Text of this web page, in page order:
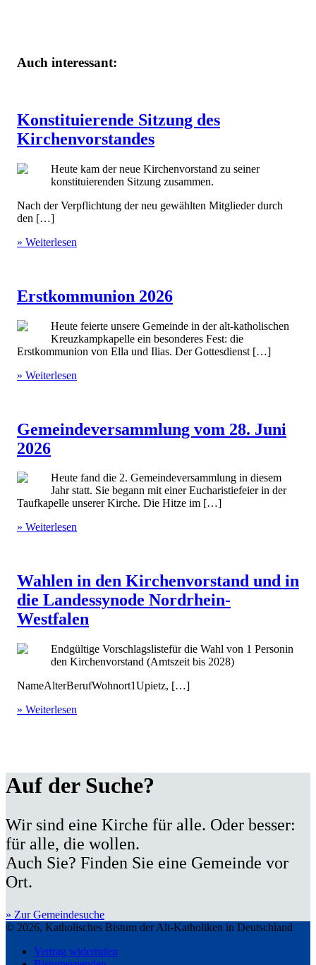
Auch interessant:
Konstituierende Sitzung des
Kirchenvorstandes
Heute kam der neue Kirchenvorstand zu seiner
konstituierenden Sitzung zusammen.
Nach der Verpflichtung der neu gewählten Mitglieder durch
den […]
» Weiterlesen
Erstkommunion 2026
Heute feierte unsere Gemeinde in der alt-katholischen
Kreuzkampkapelle ein besonderes Fest: die
Erstkommunion von Ella und Ilias. Der Gottesdienst […]
» Weiterlesen
Gemeindeversammlung vom 28. Juni
2026
Heute fand die 2. Gemeindeversammlung in diesem
Jahr statt. Sie begann mit einer Eucharistiefeier in der
Taufkapelle unserer Kirche. Die Hitze im […]
» Weiterlesen
Wahlen in den Kirchenvorstand und in
die Landessynode Nordrhein-
Westfalen
Endgültige Vorschlagslistefür die Wahl von 1 Personin
den Kirchenvorstand (Amtszeit bis 2028)
NameAlterBerufWohnort1Upietz, […]
» Weiterlesen
Auf der Suche?
Wir sind eine Kirche für alle. Oder besser:
für alle, die wollen.
Auch Sie? Finden Sie eine Gemeinde vor
Ort.
» Zur Gemeindesuche
© 2026, Katholisches Bistum der Alt-Katholiken in Deutschland
Vertrag widerrufen